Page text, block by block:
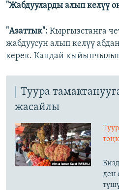
"Жабдууларды алып келүү
"Азаттык": Кыргызстанга
жабдуусун алып келүү
керек. Кандай
Туура
жасайлы
ден